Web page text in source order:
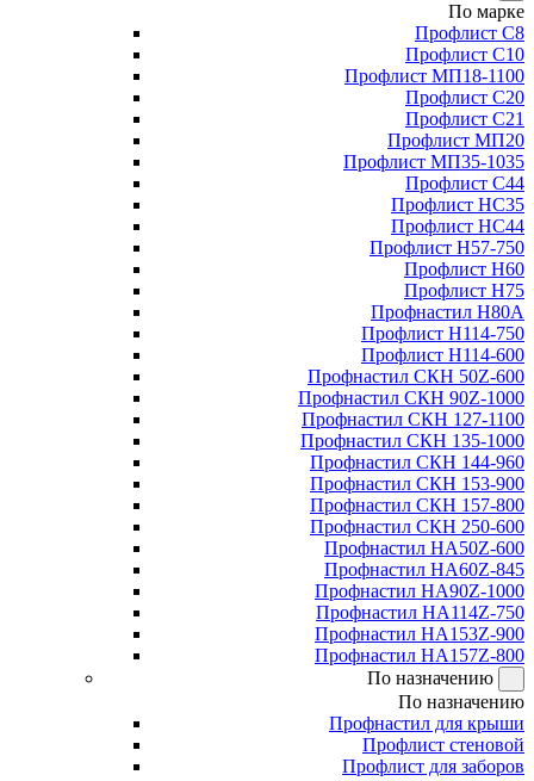
По марке
Профлист С8
Профлист С10
Профлист МП18-1100
Профлист С20
Профлист С21
Профлист МП20
Профлист МП35-1035
Профлист С44
Профлист НС35
Профлист НС44
Профлист Н57-750
Профлист Н60
Профлист Н75
Профнастил Н80А
Профлист Н114-750
Профлист Н114-600
Профнастил СКН 50Z-600
Профнастил СКН 90Z-1000
Профнастил СКН 127-1100
Профнастил СКН 135-1000
Профнастил СКН 144-960
Профнастил СКН 153-900
Профнастил СКН 157-800
Профнастил СКН 250-600
Профнастил НА50Z-600
Профнастил НА60Z-845
Профнастил НА90Z-1000
Профнастил НА114Z-750
Профнастил НА153Z-900
Профнастил НА157Z-800
По назначению
По назначению
Профнастил для крыши
Профлист стеновой
Профлист для заборов